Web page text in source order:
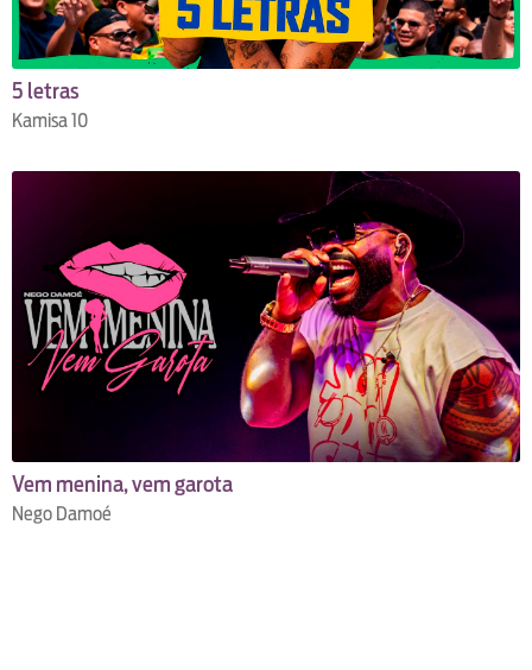
5 letras
Kamisa 10
Vem menina, vem garota
Nego Damoé